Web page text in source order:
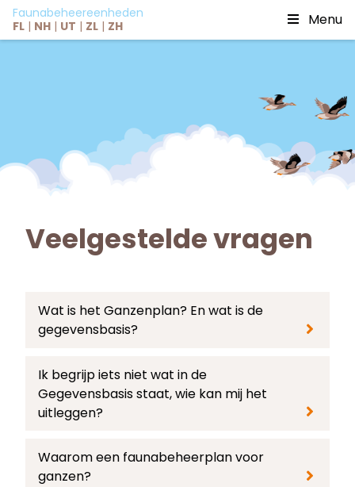
Menu
Faunabeheereenheden
FL | NH | UT | ZL | ZH
Veelgestelde vragen
Wat is het Ganzenplan? En wat is de
gegevensbasis?
Ik begrijp iets niet wat in de
Gegevensbasis staat, wie kan mij het
uitleggen?
Waarom een faunabeheerplan voor
ganzen?